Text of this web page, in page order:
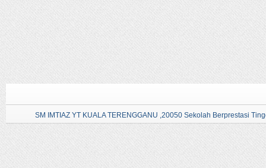
SM IMTIAZ YT KUALA TERENGGANU ,20050 Sekolah Berprestasi